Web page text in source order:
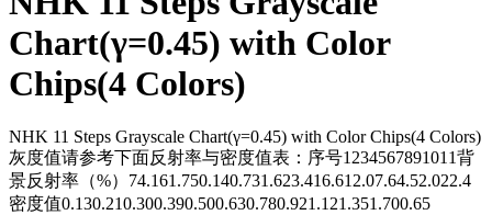
Chart(γ=0.45) with Color
Chips(4 Colors)
NHK 11 Steps Grayscale Chart(γ=0.45) with Color Chips(4 Colors)
灰度值请参考下面反射率与密度值表：序号1234567891011背
景反射率（%）74.161.750.140.731.623.416.612.07.64.52.022.4
密度值0.130.210.300.390.500.630.780.921.121.351.700.65